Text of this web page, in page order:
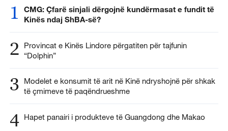
1
CMG: Çfarë sinjali dërgojnë kundërmasat e fundit të
Kinës ndaj ShBA-së?
2
Provincat e Kinës Lindore përgatiten për tajfunin
“Dolphin”
3
Modelet e konsumit të arit në Kinë ndryshojnë për shkak
të çmimeve të paqëndrueshme
4 Hapet panairi i produkteve të Guangdong dhe Makao